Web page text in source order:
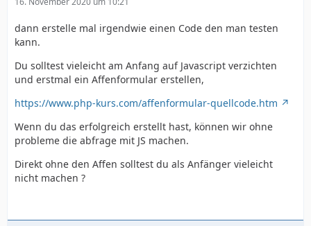
dann erstelle mal irgendwie einen Code den man testen
kann.
Du solltest vieleicht am Anfang auf Javascript verzichten
und erstmal ein Affenformular erstellen,
https://www.php-kurs.com/affenformular-quellcode.htm
Wenn du das erfolgreich erstellt hast, können wir ohne
probleme die abfrage mit JS machen.
Direkt ohne den Affen solltest du als Anfänger vieleicht
nicht machen ?